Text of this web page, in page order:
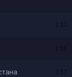
2:32
3:37